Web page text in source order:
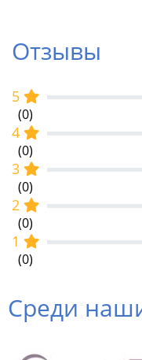
Отзывы
5
(0)
4
(0)
3
(0)
2
(0)
1
(0)
Среди